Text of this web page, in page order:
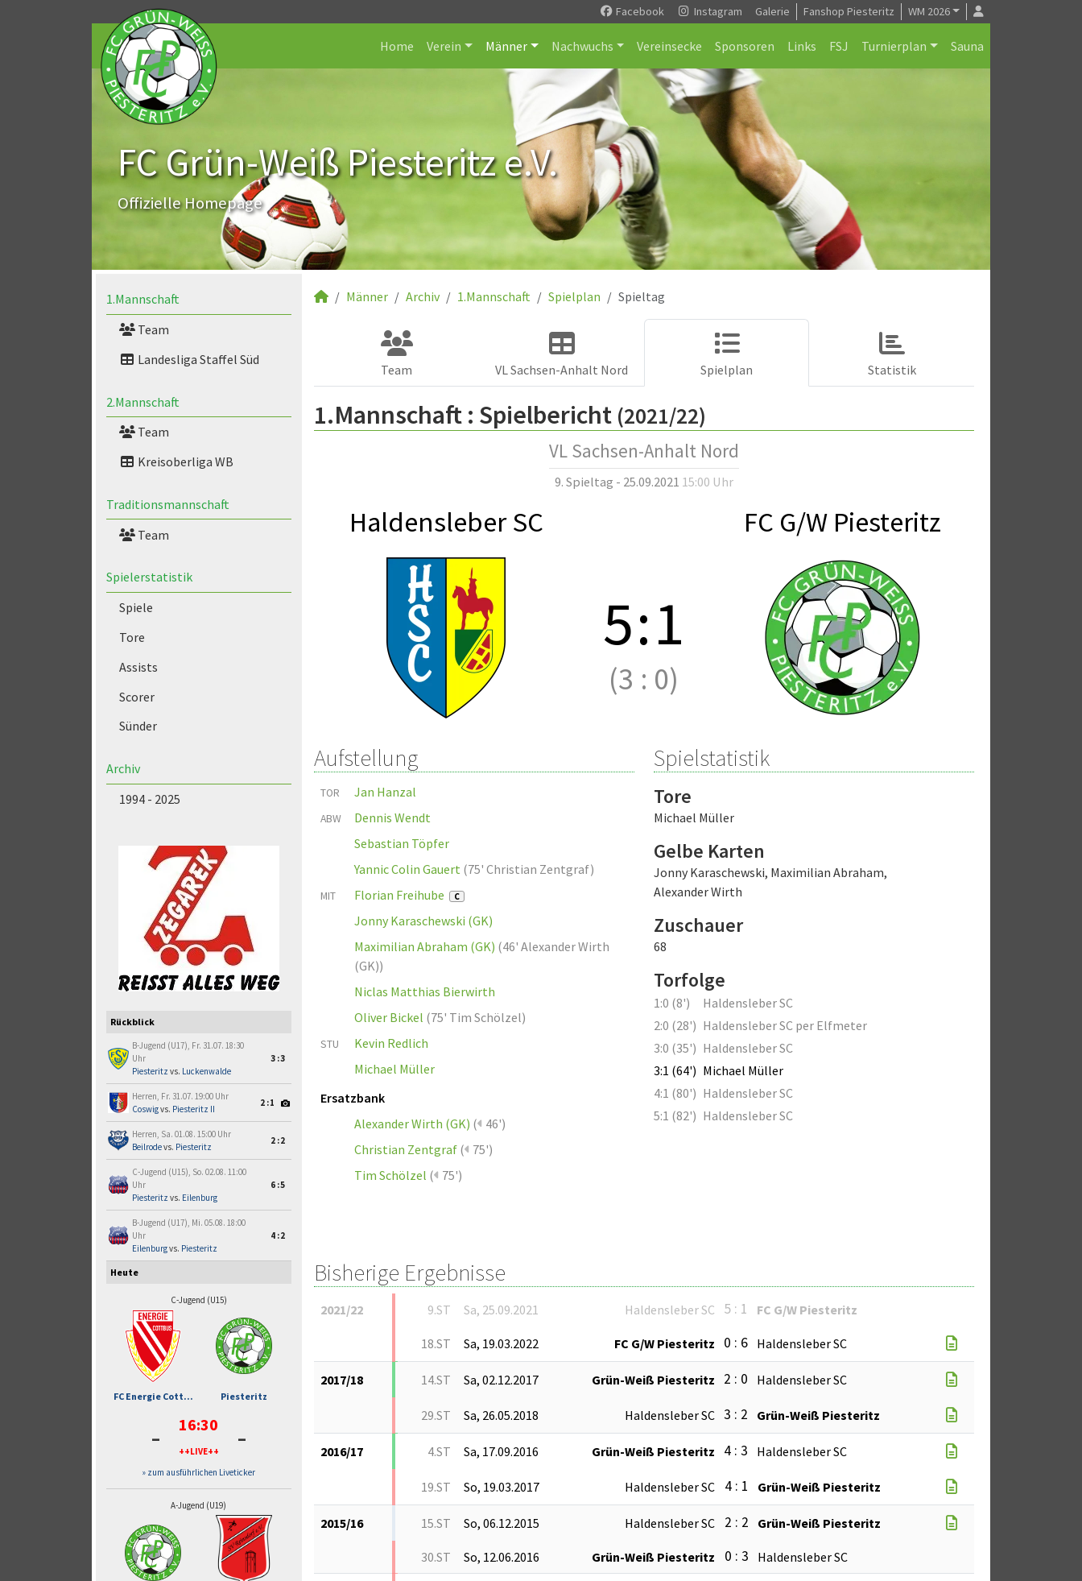
Facebook Instagram Galerie Fanshop Piesteritz WM 2026
Home Verein Männer Nachwuchs Vereinsecke Sponsoren Links FSJ Turnierplan Sauna
FC Grün-Weiß Piesteritz e.V.
Offizielle Homepage
1.Mannschaft
Team
Landesliga Staffel Süd
2.Mannschaft
Team
Kreisoberliga WB
Traditionsmannschaft
Team
Spielerstatistik
Spiele
Tore
Assists
Scorer
Sünder
Archiv
1994 - 2025
Rückblick
B-Jugend (U17), Fr. 31.07. 18:30
Uhr
Piesteritz vs. Luckenwalde
3:3
Herren, Fr. 31.07. 19:00 Uhr
Coswigvs. Piesteritz II
2:1
Herren, Sa. 01.08. 15:00 Uhr
Beilrodevs. Piesteritz
2:2
C-Jugend (U15), So. 02.08. 11:00
Uhr
Piesteritz vs. Eilenburg
6:5
B-Jugend (U17), Mi. 05.08. 18:00
Uhr
Eilenburgvs. Piesteritz
4:2
Heute
C-Jugend (U15)
FC Energie Cott... Piesteritz
- 16:30
++LIVE++ -
» zum ausführlichen Liveticker
A-Jugend (U19)
Männer Archiv 1.Mannschaft Spielplan Spieltag
Team VL Sachsen-Anhalt Nord Spielplan Statistik
1.Mannschaft : Spielbericht (2021/22)
VL Sachsen-Anhalt Nord
9. Spieltag - 25.09.2021 15:00 Uhr
Haldensleber SC FC G/W Piesteritz
5:1
(3 : 0)
Aufstellung
TOR Jan Hanzal
ABW
Dennis Wendt
Sebastian Töpfer
Yannic Colin Gauert (75' Christian Zentgraf)
MIT Florian Freihube C
Jonny Karaschewski (GK)
Maximilian Abraham (GK) (46' Alexander Wirth
(GK))
Niclas Matthias Bierwirth
Oliver Bickel (75' Tim Schölzel)
STU
Kevin Redlich
Michael Müller
Ersatzbank
Alexander Wirth (GK) ( 46')
Christian Zentgraf ( 75')
Tim Schölzel ( 75')
Spielstatistik
Tore
Michael Müller
Gelbe Karten
Jonny Karaschewski, Maximilian Abraham,
Alexander Wirth
Zuschauer
68
Torfolge
1:0 (8')
Haldensleber SC
2:0 (28') Haldensleber SC per Elfmeter
3:0 (35') Haldensleber SC
3:1 (64') Michael Müller
4:1 (80') Haldensleber SC
5:1 (82') Haldensleber SC
Bisherige Ergebnisse
2021/22 9.ST Sa, 25.09.2021 Haldensleber SC 5 : 1 FC G/W Piesteritz
18.ST Sa, 19.03.2022 FC G/W Piesteritz 0 : 6 Haldensleber SC
2017/18 14.ST Sa, 02.12.2017 Grün-Weiß Piesteritz 2 : 0 Haldensleber SC
29.ST Sa, 26.05.2018 Haldensleber SC 3 : 2 Grün-Weiß Piesteritz
2016/17 4.ST Sa, 17.09.2016 Grün-Weiß Piesteritz 4 : 3 Haldensleber SC
19.ST So, 19.03.2017 Haldensleber SC 4 : 1 Grün-Weiß Piesteritz
2015/16 15.ST So, 06.12.2015 Haldensleber SC 2 : 2 Grün-Weiß Piesteritz
30.ST So, 12.06.2016 Grün-Weiß Piesteritz 0 : 3 Haldensleber SC